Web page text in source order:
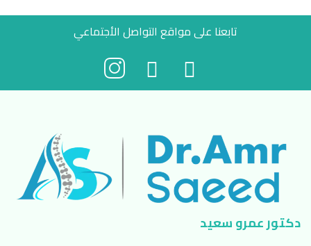
تابعنا على مواقع التواصل الأجتماعي
دكتور عمرو سعيد